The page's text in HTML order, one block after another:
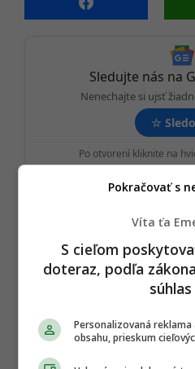
Sledujte nás na
Nenechajte si ujsť
☆
Po otvorení kliknite na
Víta ťa
S cieľom
doteraz, podľa
súhlas
Personalizovaná
obsahu, prieskum
Pokračovať s